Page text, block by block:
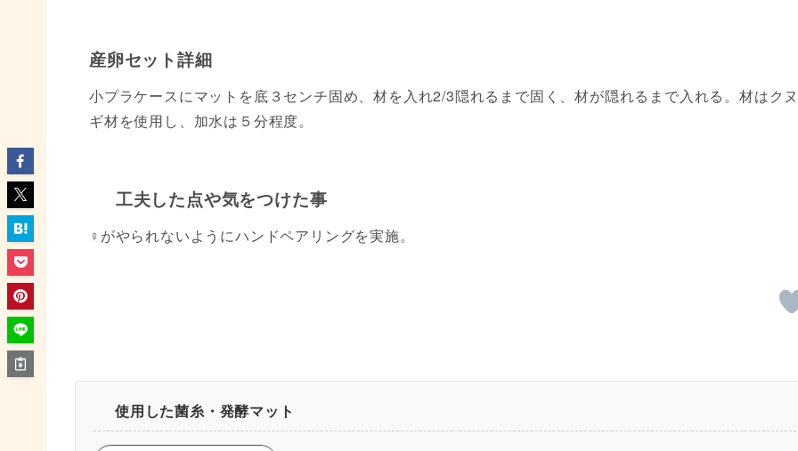
産卵セット詳細
小プラケースにマットを底３センチ固め、材を入れ2/3隠れるまで固く、材が隠れるまで入れる。材はク
ギ材を使用し、加水は５分程度。
工夫した点や気をつけた事
♀がやられないようにハンドペアリングを実施。
使用した菌糸・発酵マット